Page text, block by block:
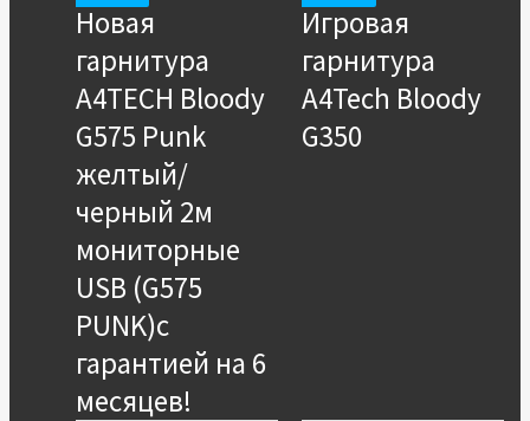
Новая
гарнитура
A4TECH Bloody
G575 Punk
желтый/
черный 2м
мониторные
USB (G575
PUNK)с
гарантией на 6
месяцев!
Игровая
гарнитура
A4Tech Bloody
G350